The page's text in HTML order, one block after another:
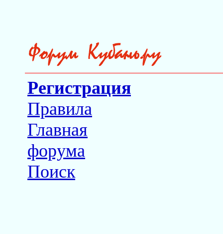
Регистрация
Правила
Главная
форума
Поиск